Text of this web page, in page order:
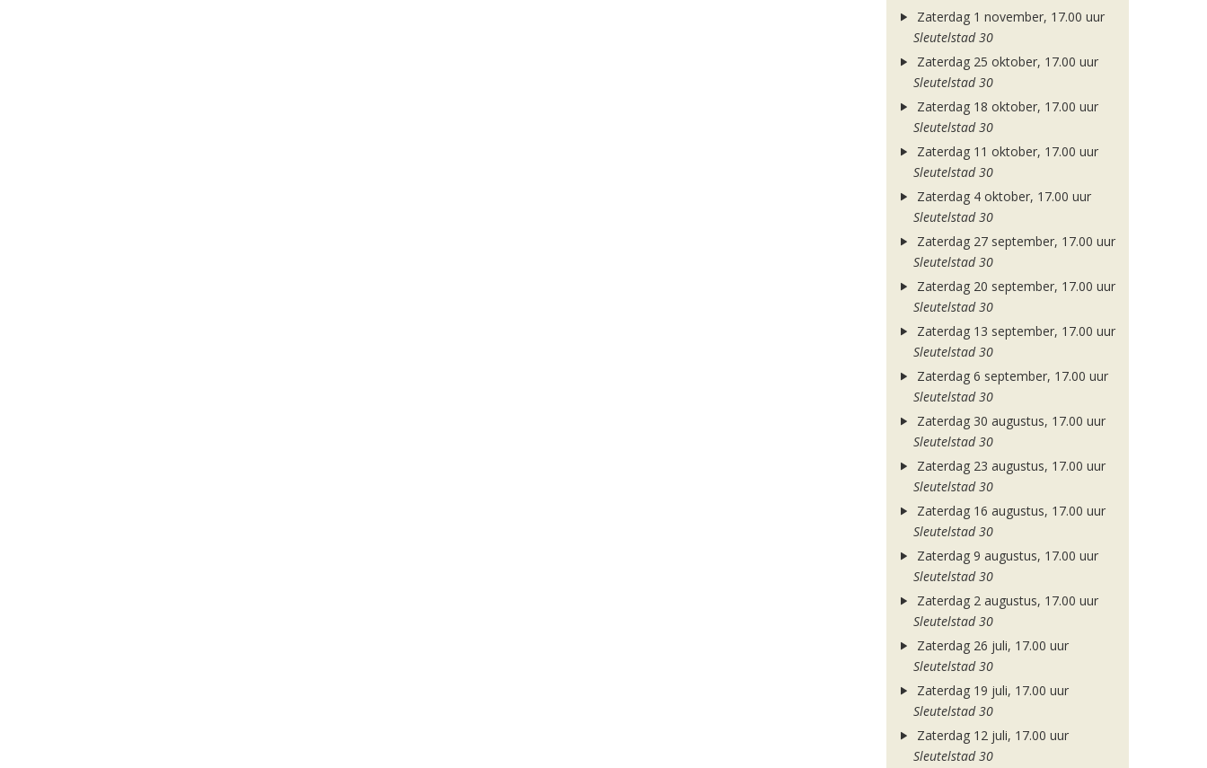
Zaterdag 1 november, 17.00 uur
Sleutelstad 30
Zaterdag 25 oktober, 17.00 uur
Sleutelstad 30
Zaterdag 18 oktober, 17.00 uur
Sleutelstad 30
Zaterdag 11 oktober, 17.00 uur
Sleutelstad 30
Zaterdag 4 oktober, 17.00 uur
Sleutelstad 30
Zaterdag 27 september, 17.00 uur
Sleutelstad 30
Zaterdag 20 september, 17.00 uur
Sleutelstad 30
Zaterdag 13 september, 17.00 uur
Sleutelstad 30
Zaterdag 6 september, 17.00 uur
Sleutelstad 30
Zaterdag 30 augustus, 17.00 uur
Sleutelstad 30
Zaterdag 23 augustus, 17.00 uur
Sleutelstad 30
Zaterdag 16 augustus, 17.00 uur
Sleutelstad 30
Zaterdag 9 augustus, 17.00 uur
Sleutelstad 30
Zaterdag 2 augustus, 17.00 uur
Sleutelstad 30
Zaterdag 26 juli, 17.00 uur
Sleutelstad 30
Zaterdag 19 juli, 17.00 uur
Sleutelstad 30
Zaterdag 12 juli, 17.00 uur
Sleutelstad 30